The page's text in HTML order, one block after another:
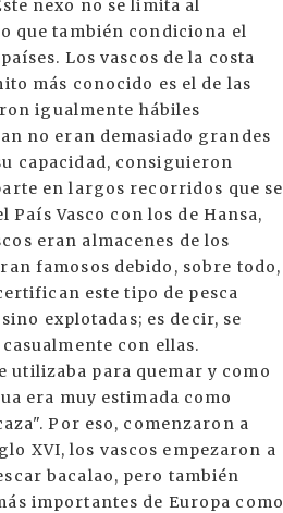
nexo no se limita al
que también condiciona el
Los vascos de la costa
más conocido es el de las
igualmente hábiles
no eran demasiado grandes
capacidad, consiguieron
en largos recorridos que se
Vasco con los de Hansa,
eran almacenes de los
famosos debido, sobre todo,
este tipo de pesca
explotadas; es decir, se
con ellas.
utilizaba para quemar y como
era muy estimada como
Por eso, comenzaron a
XVI, los vascos empezaron a
bacalao, pero también
importantes de Europa como